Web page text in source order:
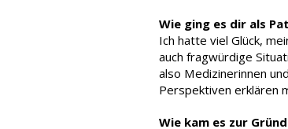
Wie ging es dir als
Ich hatte viel Glück,
auch fragwürdige
also Medizinerinnen
Perspektiven erklären
Wie kam es zur